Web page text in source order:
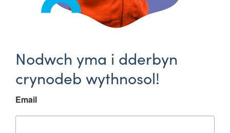
Nodwch yma i dderbyn
crynodeb wythnosol!
Email